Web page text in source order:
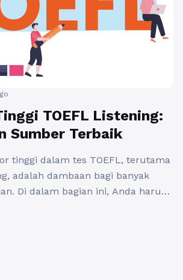
TOEFL Listening:
Sumber Terbaik
tinggi dalam tes TOEFL, terutama
adalah dambaan bagi banyak
Di dalam bagian ini, Anda harus
adalah beberapa tips skor tinggi